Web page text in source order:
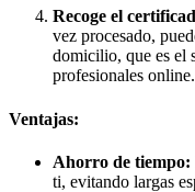
Recoge el
vez procesado,
domicilio, que es el
profesionales online.
Ventajas:
Ahorro de tiempo:
ti, evitando largas